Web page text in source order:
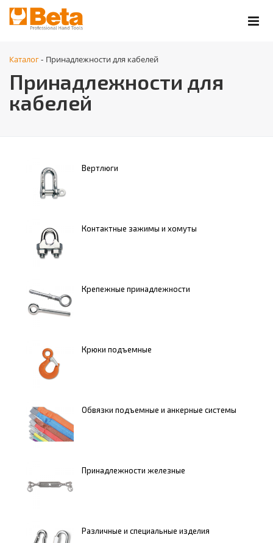
Каталог - Принадлежности для кабелей
Принадлежности для
кабелей
Вертлюги
Контактные зажимы и хомуты
Крепежные принадлежности
Крюки подъемные
Обвязки подъемные и анкерные системы
Принадлежности железные
Различные и специальные изделия